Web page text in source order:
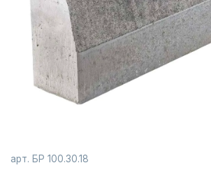
арт. БР 100.30.18